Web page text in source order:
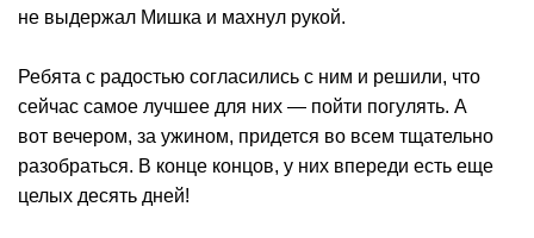
не выдержал Мишка и махнул рукой.
Ребята с радостью согласились с ним и решили, что
сейчас самое лучшее для них — пойти погулять. А
вот вечером, за ужином, придется во всем тщательно
разобраться. В конце концов, у них впереди есть еще
целых десять дней!